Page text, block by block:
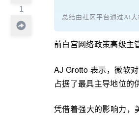
1
总结由社区平台通过AI
前白宫网络政策高级主
AJ Grotto 表示，微软
占据了最具主导地位的
凭借着强大的影响力，